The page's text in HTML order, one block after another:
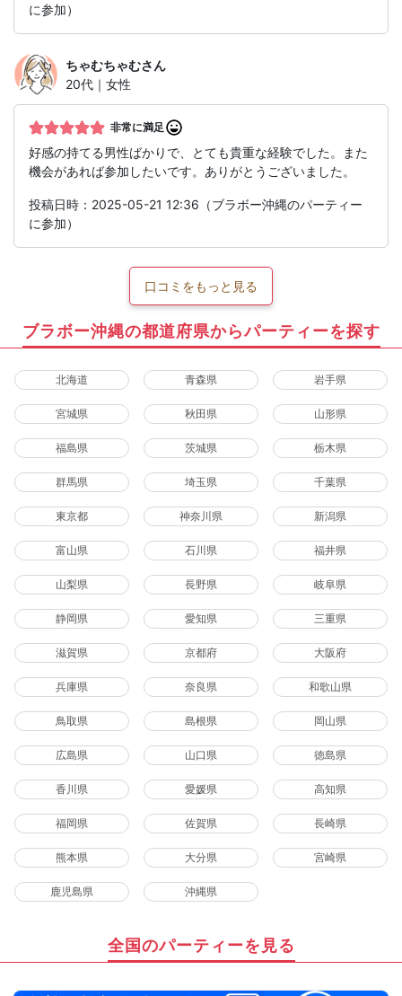
に参加）
ちゃむちゃむさん
20代｜女性
非常に満足
好感の持てる男性ばかりで、とても貴重な経験でした。また
機会があれば参加したいです。ありがとうございました。
投稿日時：2025-05-21 12:36（ブラボー沖縄のパーティー
に参加）
口コミをもっと見る
ブラボー沖縄の都道府県からパーティーを探す
北海道 青森県 岩手県
宮城県 秋田県 山形県
福島県 茨城県 栃木県
群馬県 埼玉県 千葉県
東京都 神奈川県 新潟県
富山県 石川県 福井県
山梨県 長野県 岐阜県
静岡県 愛知県 三重県
滋賀県 京都府 大阪府
兵庫県 奈良県 和歌山県
鳥取県 島根県 岡山県
広島県 山口県 徳島県
香川県 愛媛県 高知県
福岡県 佐賀県 長崎県
熊本県 大分県 宮崎県
鹿児島県 沖縄県
全国のパーティーを見る